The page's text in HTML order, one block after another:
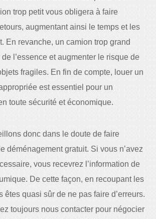
trop petit vous obligera à faire
augmentant ainsi le temps et les
En revanche, un camion trop grand
l’essence et augmenter le risque de
fragiles. En fin de compte, louer un
est essentiel pour un
toute sécurité et économique.
donc dans le doute de faire
déménagement gratuit. Si vous n’avez
vous recevrez l’information de
De cette façon, en recoupant les
êtes quasi sûr de ne pas faire d’erreurs.
toujours nous contacter pour négocier